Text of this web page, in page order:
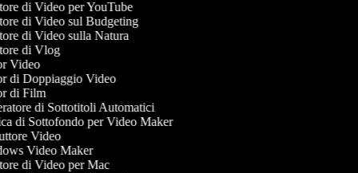
di Video per YouTube
di Video sul Budgeting
di Video sulla Natura
di Vlog
Video
di Doppiaggio Video
di Film
di Sottotitoli Automatici
di Sottofondo per Video Maker
Video
Video Maker
di Video per Mac